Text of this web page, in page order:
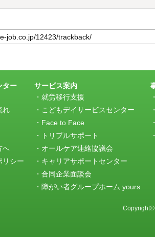
ター
れ
へ
リシー
サービス案内
就労移行支援
こどもデイサービスセンター
Face to Face
トリプルサポート
オールケア連絡協議会
キャリアサポートセンター
合同企業面談会
障がい者グループホーム yours
Copyright©